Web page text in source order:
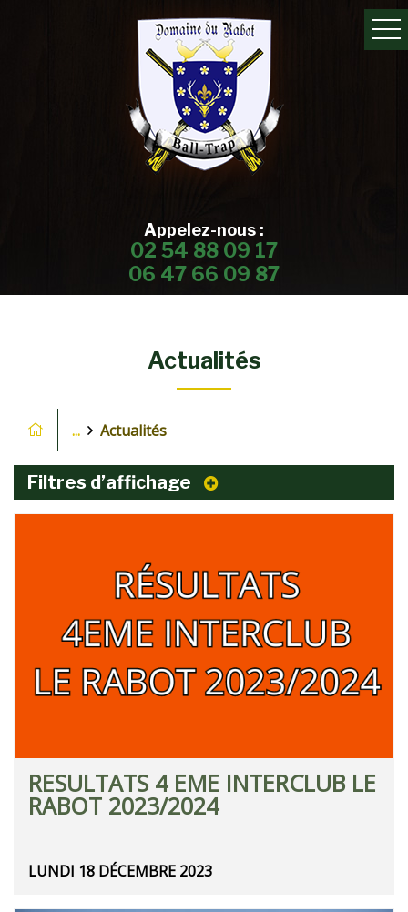
Appelez-nous :
02 54 88 09 17
06 47 66 09 87
Actualités
... Actualités
Filtres d’affichage
RESULTATS 4 EME INTERCLUB LE
RABOT 2023/2024
LUNDI 18 DÉCEMBRE 2023